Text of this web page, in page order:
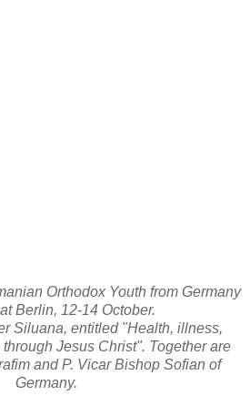
Orthodox Youth from Germany
Berlin, 12-14 October.
Siluana, entitled "Health, illness,
Jesus Christ". Together are
and P. Vicar Bishop Sofian of
Germany.